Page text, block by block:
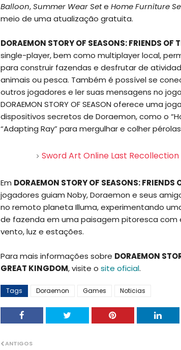
Balloon,Summer Wear Sete Home Furniture
meio de uma atualização gratuita.
DORAEMON STORY OF SEASONS: FRIENDS OF
single-player, bem como multiplayer local,
para construir fazendas e desfrutar de
animais ou pesca. Também é possível se
outros jogadores e ler suas mensagens no
DORAEMON STORY OF SEASON oferece uma
dispositivos secretos de Doraemon, como o
“Adapting Ray” para mergulhar e colher
Sword Art Online Last
Em DORAEMON STORY OF SEASONS: FRIENDS
jogadores guiam Noby, Doraemon e seus
no remoto planeta Illuma, experimentando
de fazenda em uma paisagem pitoresca
vento, luz e estações.
Para mais informações sobre DORAEMON
GREAT KINGDOM, visite o site oficial.
Tags Doraemon Games Noticias
ANTIGOS